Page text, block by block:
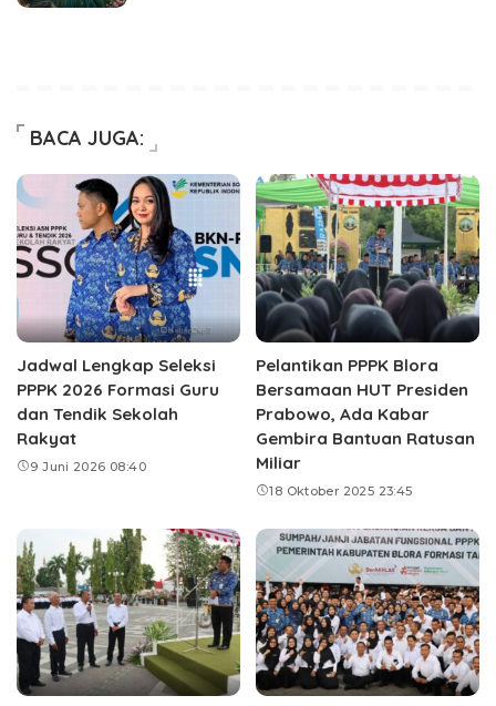
BACA JUGA:
Jadwal Lengkap Seleksi
PPPK 2026 Formasi Guru
dan Tendik Sekolah
Rakyat
9 Juni 2026 08:40
Pelantikan PPPK Blora
Bersamaan HUT Presiden
Prabowo, Ada Kabar
Gembira Bantuan Ratusan
Miliar
18 Oktober 2025 23:45